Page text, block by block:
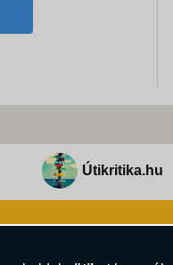
Útikritika.hu